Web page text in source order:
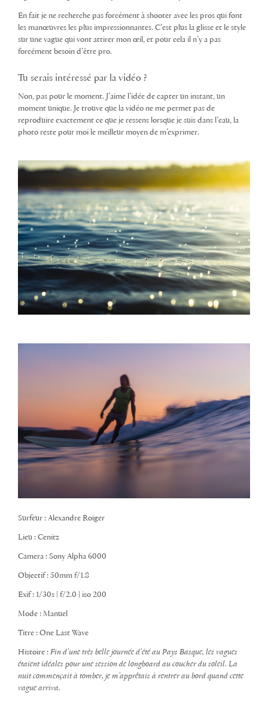
En fait je ne recherche pas forcément à shooter avec les pros qui font
les manœuvres les plus impressionnantes. C’est plus la glisse et le style
sur une vague qui vont attirer mon œil, et pour cela il n’y a pas
forcément besoin d’être pro.
Tu serais intéressé par la vidéo ?
Non, pas pour le moment. J’aime l’idée de capter un instant, un
moment unique. Je trouve que la vidéo ne me permet pas de
reproduire exactement ce que je ressens lorsque je suis dans l’eau, la
photo reste pour moi le meilleur moyen de m’exprimer.
Surfeur : Alexandre Roiger
Lieu : Cenitz
Camera : Sony Alpha 6000
Objectif : 50mm f/1.8
Exif : 1/30s | f/2.0 | iso 200
Mode : Manuel
Titre : One Last Wave
Histoire : Fin d’une très belle journée d’été au Pays Basque, les vagues
étaient idéales pour une session de longboard au coucher du soleil. La
nuit commençait à tomber, je m’apprêtais à rentrer au bord quand cette
vague arriva.